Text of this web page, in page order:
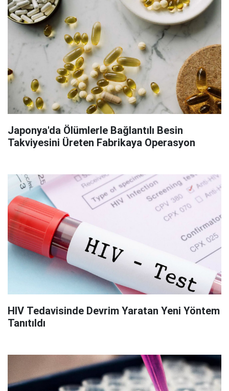
Japonya'da Ölümlerle Bağlantılı Besin
Takviyesini Üreten Fabrikaya Operasyon
HIV Tedavisinde Devrim Yaratan Yeni Yöntem
Tanıtıldı